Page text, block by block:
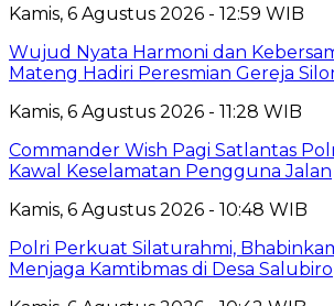
Kamis, 6 Agustus 2026 - 12:59 WIB
Wujud Nyata Harmoni dan
Mateng Hadiri Peresmian Gereja
Kamis, 6 Agustus 2026 - 11:28 WIB
Commander Wish Pagi Satlantas
Kawal Keselamatan Pengguna Jalan
Kamis, 6 Agustus 2026 - 10:48 WIB
Polri Perkuat Silaturahmi,
Menjaga Kamtibmas di Desa Salubiro